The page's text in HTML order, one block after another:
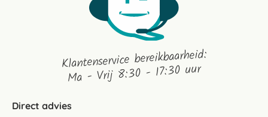
Klantenservice bereikbaarheid:
Ma - Vrij 8:30 - 17:30 uur
Direct advies